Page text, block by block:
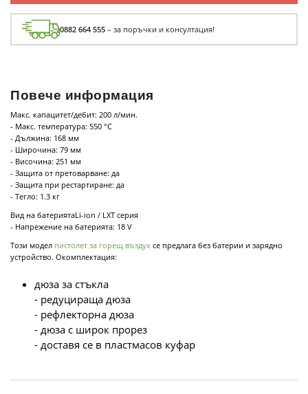
0882 664 555 – за поръчки и консултация!
Повече информация
Макс. капацитет/дебит: 200 л/мин.
- Макс. температура: 550 °C
- Дължина: 168 мм
- Широчина: 79 мм
- Височина: 251 мм
- Защита от претоварване: да
- Защита при рестартиране: да
- Тегло: 1.3 кг
Вид на батериятаLi-ion / LXT серия
- Напрежение на батерията: 18 V
Този модел пистолет за горещ въздух се предлага без батерии и зарядно
устройство. Окомплектация:
дюза за стъкла
- редуцираща дюза
- рефлекторна дюза
- дюза с широк прорез
- доставя се в пластмасов куфар